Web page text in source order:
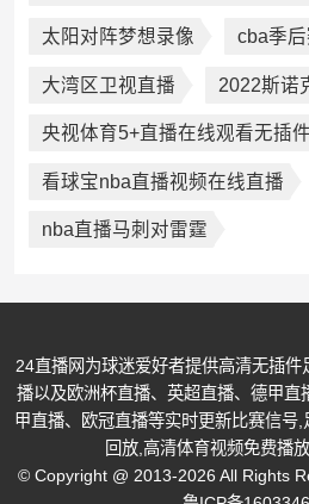
太阳对阵梦想录像 cba季
大湾区卫视直播 2022斯诺
央视体育5+直播在线观看无插件
看球宝nba直播视频在线直播
nba直播马刺对雷霆
24直播网为球迷爱好者提供高清无插
播以及欧洲杯直播、英超直播、德甲直
甲直播、欧冠直播等实时更新比赛信号
回放,高清体育视频免费播
© Copyright @ 2013-2026 All Rights